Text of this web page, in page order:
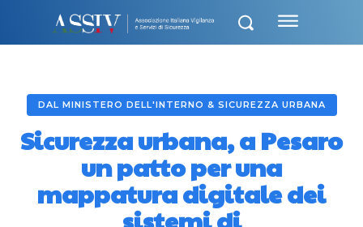
DAL MINISTERO DELL'INTERNO & SICUREZZA URBANA
Sicurezza urbana, a Pesaro
un patto per una
mappatura digitale dei
sistemi di